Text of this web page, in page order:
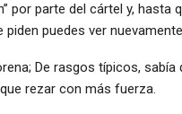
por parte del cártel y, hasta
puedes ver nuevamente
De rasgos típicos, sabía
rezar con más fuerza.